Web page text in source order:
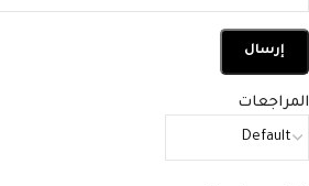
المراجعات